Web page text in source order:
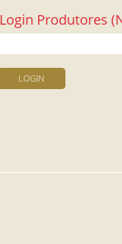
Login Produtores
LOGIN